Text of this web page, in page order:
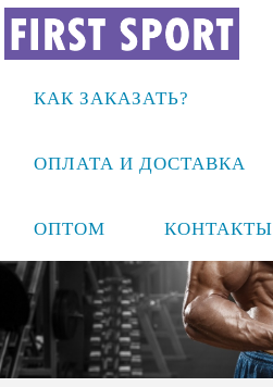
КАК ЗАКАЗАТЬ?
ОПЛАТА И ДОСТАВКА
ОПТОМ КОНТАКТЫ